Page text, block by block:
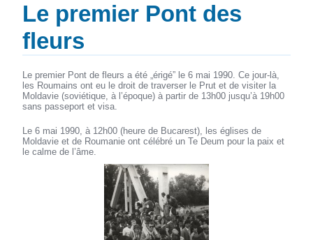
Le premier Pont des
fleurs
Le premier Pont de fleurs a été „érigé” le 6 mai 1990. Ce jour-là,
les Roumains ont eu le droit de traverser le Prut et de visiter la
Moldavie (soviétique, à l’époque) à partir de 13h00 jusqu’à 19h00
sans passeport et visa.
Le 6 mai 1990, à 12h00 (heure de Bucarest), les églises de
Moldavie et de Roumanie ont célébré un Te Deum pour la paix et
le calme de l’âme.